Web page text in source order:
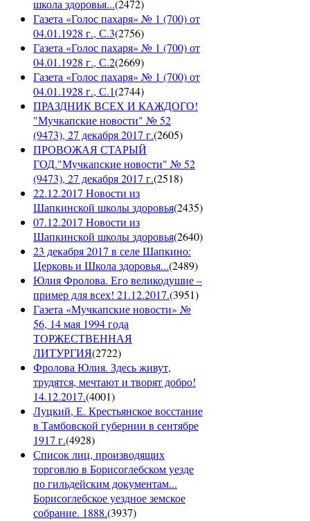
школа здоровья...(2472)
Газета «Голос пахаря» № 1 (700) от
04.01.1928 г., С.3(2756)
Газета «Голос пахаря» № 1 (700) от
04.01.1928 г., С.2(2669)
Газета «Голос пахаря» № 1 (700) от
04.01.1928 г., С.1(2744)
ПРАЗДНИК ВСЕХ И КАЖДОГО!
"Мучкапские новости" № 52
(9473), 27 декабря 2017 г.(2605)
ПРОВОЖАЯ СТАРЫЙ
ГОД."Мучкапские новости" № 52
(9473), 27 декабря 2017 г.(2518)
22.12.2017 Новости из
Шапкинской школы здоровья(2435)
07.12.2017 Новости из
Шапкинской школы здоровья(2640)
23 декабря 2017 в селе Шапкино:
Церковь и Школа здоровья...(2489)
Юлия Фролова. Его великодушие –
пример для всех! 21.12.2017.(3951)
Газета «Мучкапские новости» №
56, 14 мая 1994 года
ТОРЖЕСТВЕННАЯ
ЛИТУРГИЯ(2722)
Фролова Юлия. Здесь живут,
трудятся, мечтают и творят добро!
14.12.2017.(4001)
Луцкий, Е. Крестьянское восстание
в Тамбовской губернии в сентябре
1917 г.(4928)
Список лиц, производящих
торговлю в Борисоглебском уезде
по гильдейским документам...
Борисоглебское уездное земское
собрание. 1888.(3937)